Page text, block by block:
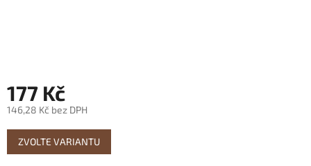
177 Kč
146,28 Kč bez DPH
Měrná
cena:
ZVOLTE VARIANTU